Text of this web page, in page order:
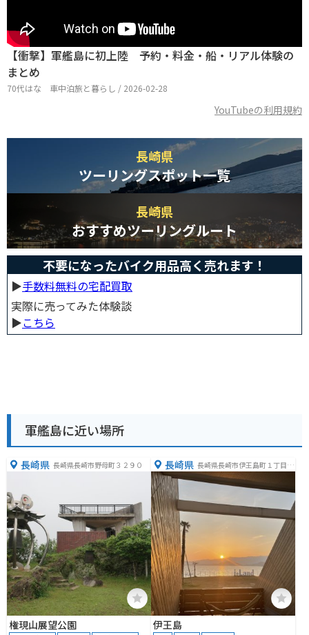
【衝撃】軍艦島に初上陸 予約・料金・船・リアル体験の
まとめ
70代はな 車中泊旅と暮らし / 2026-02-28
YouTubeの利用規約
長崎県
ツーリングスポット一覧
長崎県
おすすめツーリングルート
不要になったバイク用品高く売れます！
▶︎手数料無料の宅配買取
実際に売ってみた体験談
▶︎こちら
軍艦島に近い場所
長崎県 長崎県長崎市野母町３２９０
権現山展望公園
長崎県 長崎県長崎市伊王島町１丁目３
２７７−７
伊王島